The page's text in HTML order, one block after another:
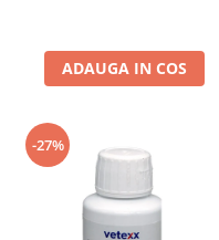
ADAUGA IN COS
-27%